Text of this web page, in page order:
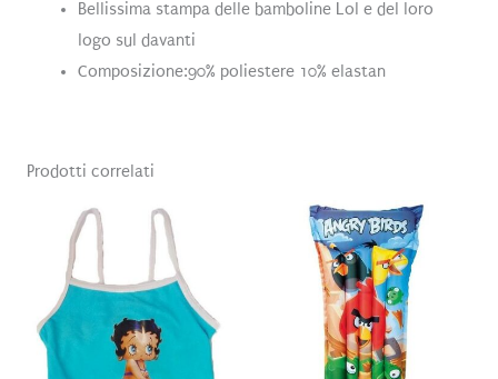
Bellissima stampa delle bamboline Lol e del loro
logo sul davanti
Composizione:90% poliestere 10% elastan
Prodotti correlati